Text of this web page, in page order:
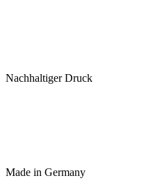
Nachhaltiger Druck
Made in Germany